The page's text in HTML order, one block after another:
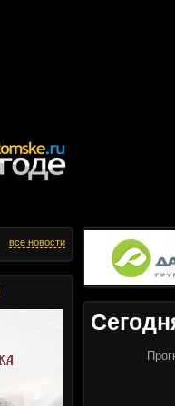
все новости